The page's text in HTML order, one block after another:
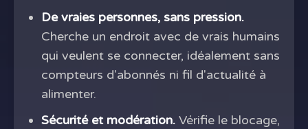
De vraies personnes, sans pression.
Cherche un endroit avec de vrais humains
qui veulent se connecter, idéalement sans
compteurs d'abonnés ni fil d'actualité à
alimenter.
Sécurité et modération. Vérifie le blocage,